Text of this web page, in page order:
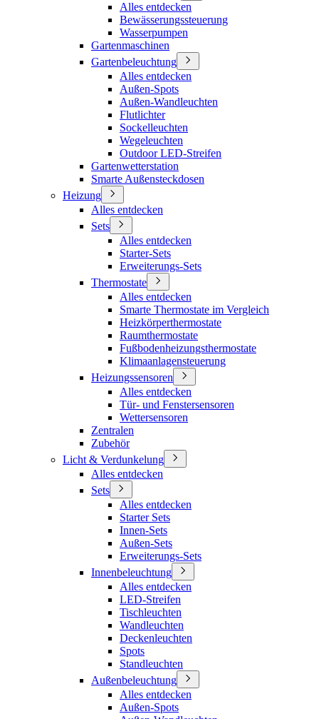
Alles entdecken
Bewässerungssteuerung
Wasserpumpen
Gartenmaschinen
Gartenbeleuchtung
Alles entdecken
Außen-Spots
Außen-Wandleuchten
Flutlichter
Sockelleuchten
Wegeleuchten
Outdoor LED-Streifen
Gartenwetterstation
Smarte Außensteckdosen
Heizung
Alles entdecken
Sets
Alles entdecken
Starter-Sets
Erweiterungs-Sets
Thermostate
Alles entdecken
Smarte Thermostate im Vergleich
Heizkörperthermostate
Raumthermostate
Fußbodenheizungsthermostate
Klimaanlagensteuerung
Heizungssensoren
Alles entdecken
Tür- und Fenstersensoren
Wettersensoren
Zentralen
Zubehör
Licht & Verdunkelung
Alles entdecken
Sets
Alles entdecken
Starter Sets
Innen-Sets
Außen-Sets
Erweiterungs-Sets
Innenbeleuchtung
Alles entdecken
LED-Streifen
Tischleuchten
Wandleuchten
Deckenleuchten
Spots
Standleuchten
Außenbeleuchtung
Alles entdecken
Außen-Spots